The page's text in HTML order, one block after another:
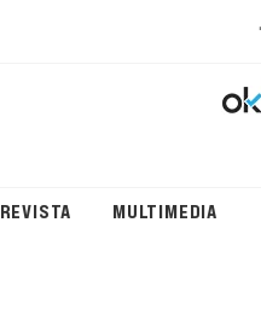
REVISTA MULTIMEDIA